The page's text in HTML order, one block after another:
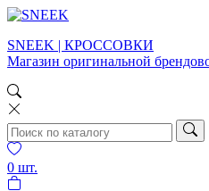
SNEEK | КРОССОВКИ
Магазин оригинальной
0 шт.